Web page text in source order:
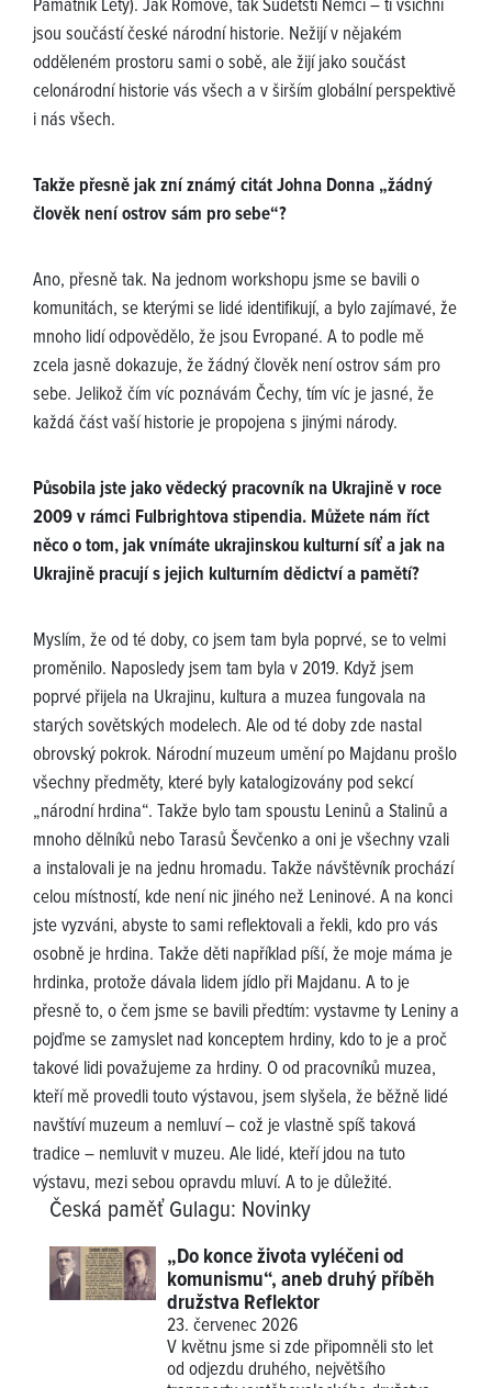
Památník Lety). Jak Romové, tak Sudetští Němci – ti všichni
jsou součástí české národní historie. Nežijí v nějakém
odděleném prostoru sami o sobě, ale žijí jako součást
celonárodní historie vás všech a v širším globální perspektivě
i nás všech.
Takže přesně jak zní známý citát Johna Donna „žádný
člověk není ostrov sám pro sebe“?
Ano, přesně tak. Na jednom workshopu jsme se bavili o
komunitách, se kterými se lidé identifikují, a bylo zajímavé, že
mnoho lidí odpovědělo, že jsou Evropané. A to podle mě
zcela jasně dokazuje, že žádný člověk není ostrov sám pro
sebe. Jelikož čím víc poznávám Čechy, tím víc je jasné, že
každá část vaší historie je propojena s jinými národy.
Působila jste jako vědecký pracovník na Ukrajině v roce
2009 v rámci Fulbrightova stipendia. Můžete nám říct
něco o tom, jak vnímáte ukrajinskou kulturní síť a jak na
Ukrajině pracují s jejich kulturním dědictví a pamětí?
Myslím, že od té doby, co jsem tam byla poprvé, se to velmi
proměnilo. Naposledy jsem tam byla v 2019. Když jsem
poprvé přijela na Ukrajinu, kultura a muzea fungovala na
starých sovětských modelech. Ale od té doby zde nastal
obrovský pokrok. Národní muzeum umění po Majdanu prošlo
všechny předměty, které byly katalogizovány pod sekcí
„národní hrdina“. Takže bylo tam spoustu Leninů a Stalinů a
mnoho dělníků nebo Tarasů Ševčenko a oni je všechny vzali
a instalovali je na jednu hromadu. Takže návštěvník prochází
celou místností, kde není nic jiného než Leninové. A na konci
jste vyzváni, abyste to sami reflektovali a řekli, kdo pro vás
osobně je hrdina. Takže děti například píší, že moje máma je
hrdinka, protože dávala lidem jídlo při Majdanu. A to je
přesně to, o čem jsme se bavili předtím: vystavme ty Leniny a
pojďme se zamyslet nad konceptem hrdiny, kdo to je a proč
takové lidi považujeme za hrdiny. O od pracovníků muzea,
kteří mě provedli touto výstavou, jsem slyšela, že běžně lidé
navštíví muzeum a nemluví – což je vlastně spíš taková
tradice – nemluvit v muzeu. Ale lidé, kteří jdou na tuto
výstavu, mezi sebou opravdu mluví. A to je důležité.
Česká paměť Gulagu: Novinky
„Do konce života vyléčeni od
komunismu“, aneb druhý příběh
družstva Reflektor
23. červenec 2026
V květnu jsme si zde připomněli sto let
od odjezdu druhého, největšího